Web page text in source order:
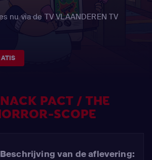
nu via de TV VLAANDEREN TV
PACT / THE
SCOPE
Beschrijving van de aflevering: